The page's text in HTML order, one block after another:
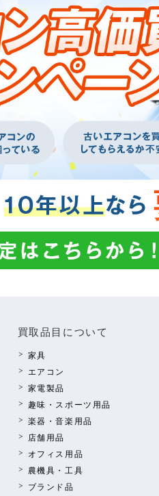
買取品⽬について
家具
エアコン
家電製品
趣味・スポーツ⽤品
楽器・⾳楽⽤品
店舗⽤品
オフィス⽤品
農機具・⼯具
ブランド品